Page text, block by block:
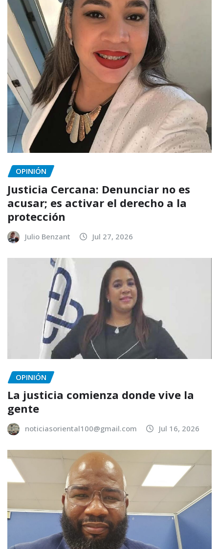
OPINIÓN
Justicia Cercana: Denunciar no es
acusar; es activar el derecho a la
protección
Julio Benzant Jul 27, 2026
OPINIÓN
La justicia comienza donde vive la
gente
noticiasoriental100@gmail.com Jul 16, 2026